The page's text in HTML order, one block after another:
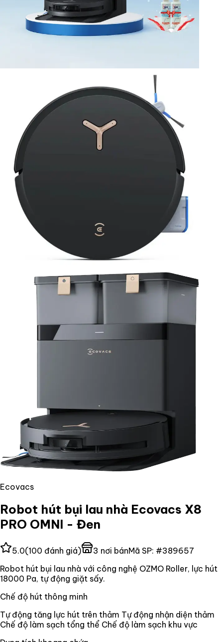
Ecovacs
Robot hút bụi lau nhà Ecovacs X8
PRO OMNI - Đen
5.0(100 đánh giá) 3 nơi bánMã SP: #389657
Robot hút bụi lau nhà với công nghệ OZMO Roller, lực hút
18000 Pa, tự động giặt sấy.
Chế độ hút thông minh
Tự động tăng lực hút trên thảm Tự động nhận diện thảm
Chế độ làm sạch tổng thể Chế độ làm sạch khu vực